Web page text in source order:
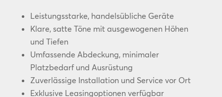
Leistungsstarke, handelsübliche Geräte
Klare, satte Töne mit ausgewogenen Höhen
und Tiefen
Umfassende Abdeckung, minimaler
Platzbedarf und Ausrüstung
Zuverlässige Installation und Service vor Ort
Exklusive Leasingoptionen verfügbar